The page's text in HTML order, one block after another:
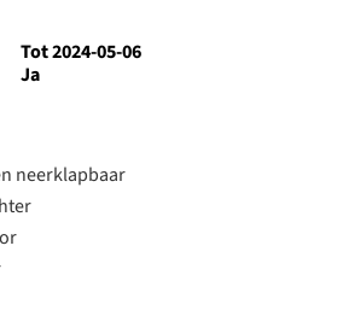
Tot 2024-05-06
Ja
neerklapbaar